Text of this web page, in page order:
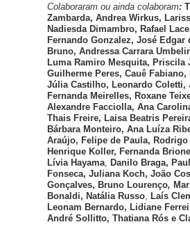
Colaboraram ou ainda colaboram:
Zambarda, Andrea Wirkus,
Nadiesda Dimambro, Rafael
Fernando Gonzalez, José Edgar
Bruno, Andressa Carrara
Luma Ramiro Mesquita, Priscila
Guilherme Peres, Cauê
Júlia Castilho, Leonardo Coletti,
Fernanda Meirelles, Roxane
Alexandre Facciolla, Ana
Thais Freire, Laisa Beatris
Bárbara Monteiro, Ana Luíza
Araújo, Felipe de Paula,
Henrique Koller, Fernanda
Lívia Hayama, Danilo Braga,
Fonseca, Juliana Koch, João
Gonçalves, Bruno Lourenço,
Bonaldi, Natália Russo, Laís
Leonam Bernardo, Lidiane
André Sollitto, Thatiana Rós e